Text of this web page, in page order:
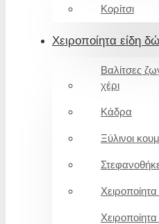
Κορίτσι
Χειροποίητα είδη
Βαλίτσες
χέρι
Κάδρα
Ξύλινοι